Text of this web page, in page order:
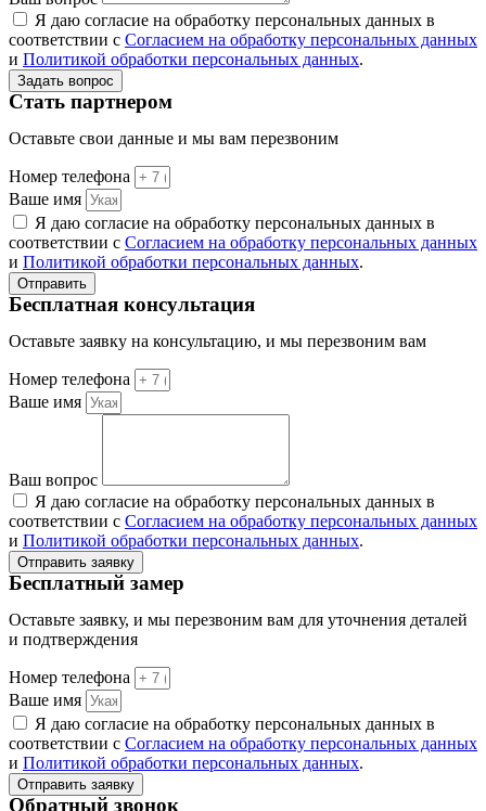
Я даю согласие на обработку персональных данных в
соответствии с Согласием на обработку персональных данных
и Политикой обработки персональных данных.
Задать вопрос
Стать партнером
Оставьте свои данные и мы вам перезвоним
Номер телефона
Ваше имя
Я даю согласие на обработку персональных данных в
соответствии с Согласием на обработку персональных данных
и Политикой обработки персональных данных.
Отправить
Бесплатная консультация
Оставьте заявку на консультацию, и мы перезвоним вам
Номер телефона
Ваше имя
Ваш вопрос
Я даю согласие на обработку персональных данных в
соответствии с Согласием на обработку персональных данных
и Политикой обработки персональных данных.
Отправить заявку
Бесплатный замер
Оставьте заявку, и мы перезвоним вам для уточнения деталей
и подтверждения
Номер телефона
Ваше имя
Я даю согласие на обработку персональных данных в
соответствии с Согласием на обработку персональных данных
и Политикой обработки персональных данных.
Отправить заявку
Обратный звонок